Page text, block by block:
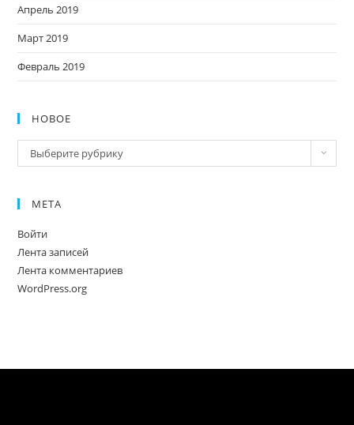
Апрель 2019
Март 2019
Февраль 2019
НОВОЕ
Новое
Выберите рубрику
МЕТА
Войти
Лента записей
Лента комментариев
WordPress.org